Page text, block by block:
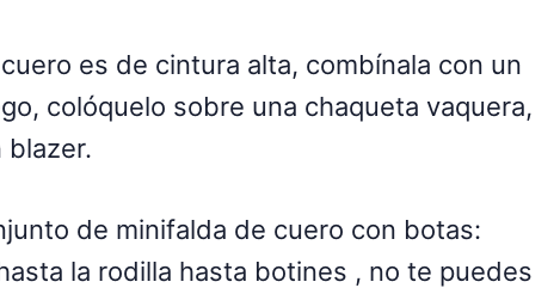
es de cintura alta, combínala con un
colóquelo sobre una chaqueta vaquera,
blazer.
de minifalda de cuero con botas:
la rodilla hasta botines , no te puedes